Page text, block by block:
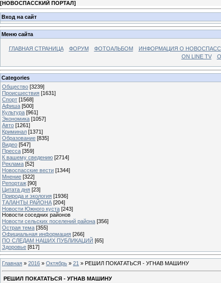
[НОВОСПАССКИЙ ПОРТАЛ]
Вход на сайт
Меню сайта
ГЛАВНАЯ СТРАНИЦА ФОРУМ ФОТОАЛЬБОМ
ИНФОРМАЦИЯ О
ON LINE TV
Categories
Общество [3239]
Происшествия [1631]
Спорт [1568]
Афиша [500]
Культура [961]
Экономика [1057]
Авто [1261]
Криминал [1371]
Образование [835]
Видео [547]
Пресса [359]
К вашему сведению [2714]
Реклама [52]
Новоспасские вести [1344]
Мнение [322]
Репортаж [90]
Цитата дня [23]
Природа и экология [1936]
ТАЛАНТЫ РАЙОНА [204]
Новости Южного куста [243]
Новости соседних районов
Новости сельских поселений района [356]
Острая тема [355]
Официальная информация [266]
ПО СЛЕДАМ НАШИХ ПУБЛИКАЦИЙ [65]
Здоровье [817]
Главная » 2016 » Октябрь » 21 » РЕШИЛ ПОКАТАТЬСЯ - УГНАВ МАШИНУ
РЕШИЛ ПОКАТАТЬСЯ - УГНАВ МАШИНУ